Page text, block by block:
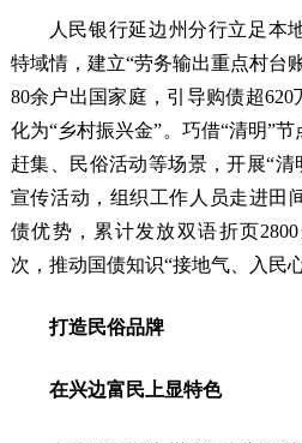
人民银行延边州分行立足本
特域情，建立“劳务输出重点村台
80余户出国家庭，引导购债超
化为“乡村振兴金”。巧借“清明”
赶集、民俗活动等场景，开展“清
宣传活动，组织工作人员走进田
债优势，累计发放双语折页
次，推动国债知识“接地气、入民心
打造民俗品牌
在兴边富民上显特色